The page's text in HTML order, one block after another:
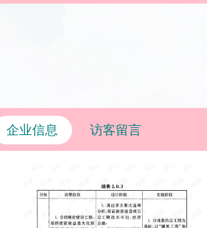
企业信息 访客留言